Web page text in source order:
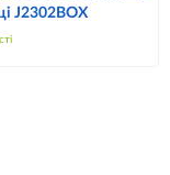
J2302BOX